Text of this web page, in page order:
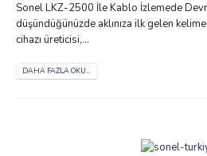
Sonel LKZ-2500 İle Kablo İzlemede
düşündüğünüzde aklınıza ilk gelen
cihazı üreticisi,...
DAHA FAZLA OKU...